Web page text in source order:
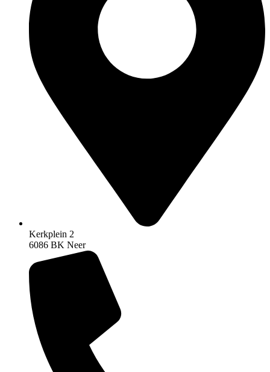
Kerkplein 2
6086 BK Neer